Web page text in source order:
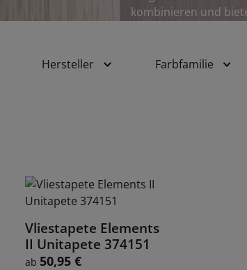
kombinieren und
Hersteller Farbfamilie
Details
Vliestapete Elements
II Unitapete 374151
Regulärer Preis:
ab 50,95 €